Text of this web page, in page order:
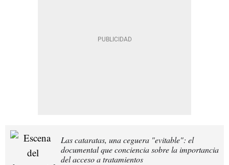
Las cataratas, una ceguera "evitable": el
documental que conciencia sobre la importancia
del acceso a tratamientos